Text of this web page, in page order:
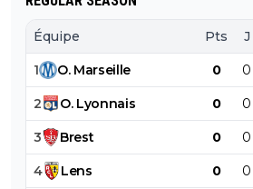
Équipe Pts J
1 O. Marseille 0 0
2 O. Lyonnais 0 0
3 Brest 0 0
4 Lens 0 0